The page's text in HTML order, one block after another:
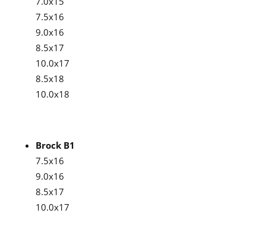
7.5x16
9.0x16
8.5x17
10.0x17
8.5x18
10.0x18
Brock B1
7.5x16
9.0x16
8.5x17
10.0x17